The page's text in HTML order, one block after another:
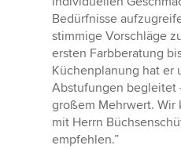
Bedürfnisse
stimmige Vorschläge
ersten Farbberatung
Küchenplanung hat er
Abstufungen begleitet
großem Mehrwert. Wir
mit Herrn
empfehlen.”